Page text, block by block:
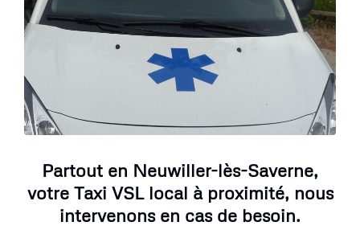
Partout en Neuwiller-lès-Saverne,
votre Taxi VSL local à proximité, nous
intervenons en cas de besoin.